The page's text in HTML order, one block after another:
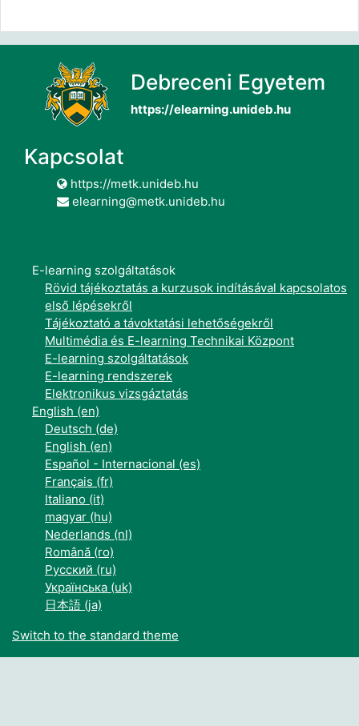
Debreceni Egyetem
https://elearning.unideb.hu
Kapcsolat
https://metk.unideb.hu
elearning@metk.unideb.hu
E-learning szolgáltatások
Rövid tájékoztatás a kurzusok indításával kapcsolatos
első lépésekről
Tájékoztató a távoktatási lehetőségekről
Multimédia és E-learning Technikai Központ
E-learning szolgáltatások
E-learning rendszerek
Elektronikus vizsgáztatás
English ‎(en)‎
Deutsch ‎(de)‎
English ‎(en)‎
Español - Internacional ‎(es)‎
Français ‎(fr)‎
Italiano ‎(it)‎
magyar ‎(hu)‎
Nederlands ‎(nl)‎
Română ‎(ro)‎
Русский ‎(ru)‎
Українська ‎(uk)‎
日本語 ‎(ja)‎
Switch to the standard theme